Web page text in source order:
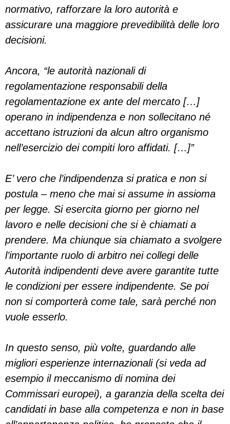
normativo, rafforzare la loro autorità e
assicurare una maggiore prevedibilità delle loro
decisioni.
Ancora, “le autorità nazionali di
regolamentazione responsabili della
regolamentazione ex ante del mercato […]
operano in indipendenza e non sollecitano né
accettano istruzioni da alcun altro organismo
nell’esercizio dei compiti loro affidati. […]”
E’ vero che l’indipendenza si pratica e non si
postula – meno che mai si assume in assioma
per legge. Si esercita giorno per giorno nel
lavoro e nelle decisioni che si è chiamati a
prendere. Ma chiunque sia chiamato a svolgere
l’importante ruolo di arbitro nei collegi delle
Autorità indipendenti deve avere garantite tutte
le condizioni per essere indipendente. Se poi
non si comporterà come tale, sarà perché non
vuole esserlo.
In questo senso, più volte, guardando alle
migliori esperienze internazionali (si veda ad
esempio il meccanismo di nomina dei
Commissari europei), a garanzia della scelta dei
candidati in base alla competenza e non in base